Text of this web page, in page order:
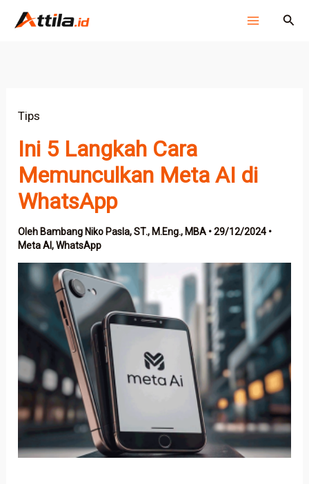
Lewati
Cari
Tips
Ini 5 Langkah Cara
Memunculkan Meta AI di
WhatsApp
OlehBambang Niko Pasla, ST., M.Eng., MBA •29/12/2024 •
Meta AI,WhatsApp